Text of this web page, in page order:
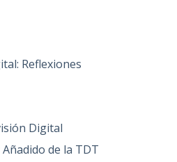
Reflexiones
Digital
de la TDT